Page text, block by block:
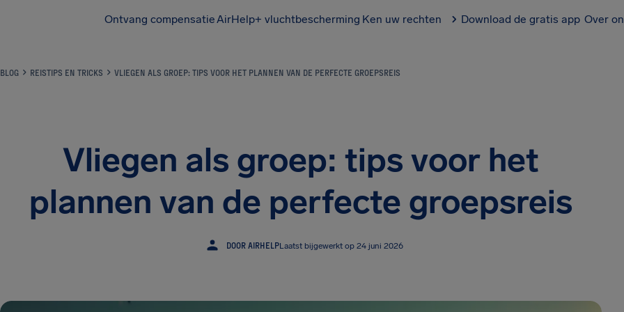
Ontvang compensatieAirHelp+ vluchtbescherming Ken uw rechten Download de gratis app Over
BLOG REISTIPS EN TRICKS VLIEGEN ALS GROEP: TIPS VOOR HET PLANNEN VAN DE PERFECTE GROEPSREIS
Vliegen als groep: tips voor het
plannen van de perfecte groepsreis
DOOR AIRHELPLaatst bijgewerkt op 24 juni 2026